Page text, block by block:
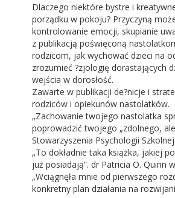
Dlaczego niektóre bystre i
porządku w pokoju? Przyczyną
kontrolowanie emocji, skupianie
z publikacją poświęconą
rodzicom, jak wychować dzieci na
zrozumieć ?zjologię dorastających
wejścia w dorosłość.
Zawarte w publikacji de?nicje i
rodziców i opiekunów nastolatków.
„Zachowanie twojego nastolatka
poprowadzić twojego „zdolnego,
Stowarzyszenia Psychologii Szkolnej
„To dokładnie taka książka, jakiej
już posiadają”. dr Patricia O. Quinn
„Wciągnęła mnie od pierwszego
konkretny plan działania na
ISBN: 978-83-233-
Autor: Peg Dawson,
Wydanie: 1
Rok wydania: 2019
Format: 145 x 205